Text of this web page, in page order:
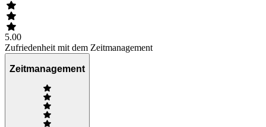
5.00
Zufriedenheit mit dem Zeitmanagement
Zeitmanagement